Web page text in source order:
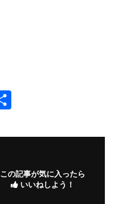
この記事が気に入ったら
いいねしよう！